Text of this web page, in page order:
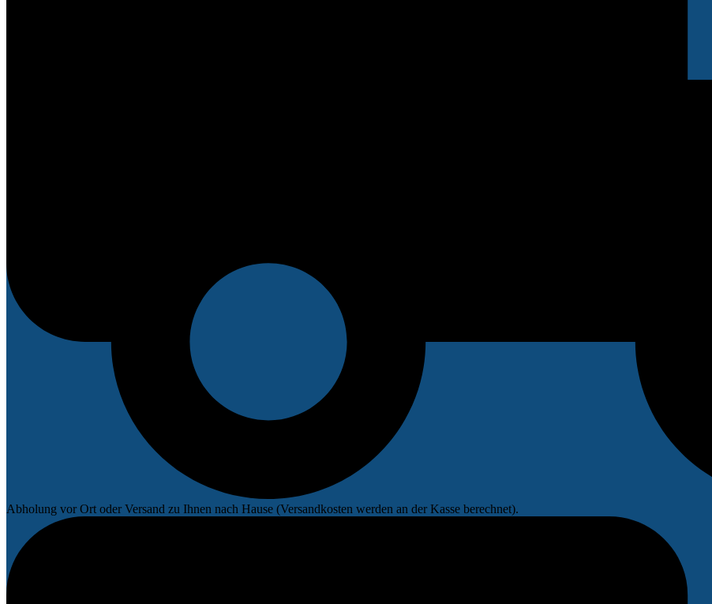
Abholung vor Ort oder Versand zu Ihnen nach Hause (Versandkosten werden an der Kasse berechnet).